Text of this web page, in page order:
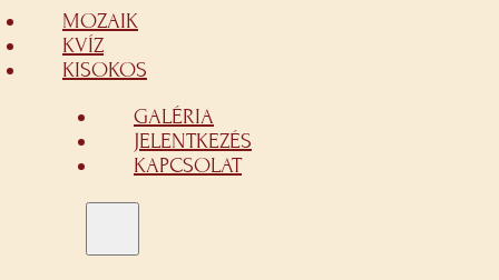
MOZAIK
KVÍZ
KISOKOS
GALÉRIA
JELENTKEZÉS
KAPCSOLAT